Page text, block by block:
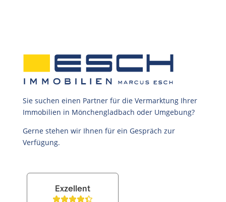
Sie suchen einen Partner für die Vermarktung Ihrer
Immobilien in Mönchengladbach oder Umgebung?
Gerne stehen wir Ihnen für ein Gespräch zur
Verfügung.